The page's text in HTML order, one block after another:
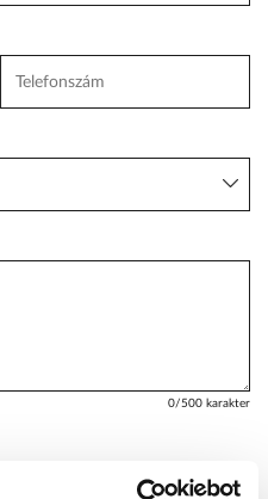
0/500 karakter